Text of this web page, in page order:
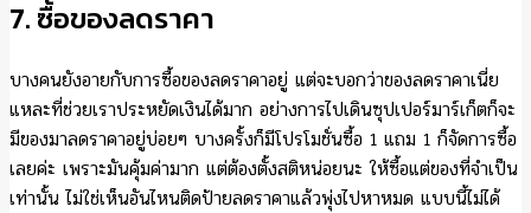
7. ซื้อของลดราคา
บางคนยังอายกับการซื้อของลดราคาอยู่ แต่จะบอกว่าของลดราคาเนี่ย
แหละที่ช่วยเราประหยัดเงินได้มาก อย่างการไปเดินซุปเปอร์มาร์เก็ตก็จะ
มีของมาลดราคาอยู่บ่อยๆ บางครั้งก็มีโปรโมชั่นซื้อ 1 แถม 1 ก็จัดการซื้อ
เลยค่ะ เพราะมันคุ้มค่ามาก แต่ต้องตั้งสติหน่อยนะ ให้ซื้อแต่ของที่จำเป็น
เท่านั้น ไม่ใช่เห็นอันไหนติดป้ายลดราคาแล้วพุ่งไปหาหมด แบบนี้ไม่ได้